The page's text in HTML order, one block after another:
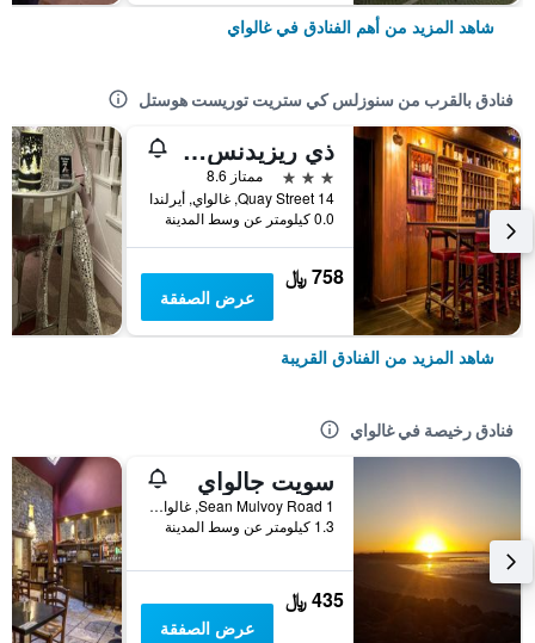
شاهد المزيد من أهم الفنادق في غالواي
فنادق بالقرب من سنوزلس كي ستريت توريست هوستل
ذي ريزيدنس هوتل
3 نجوم
ممتاز 8.6
14 Quay Street, غالواي, أيرلندا
0.0 كيلومتر عن وسط المدينة
758 ﷼
عرض الصفقة
شاهد المزيد من الفنادق القريبة
فنادق رخيصة في غالواي
سويت جالواي
1 Sean Mulvoy Road, غالواي, أيرلندا
1.3 كيلومتر عن وسط المدينة
435 ﷼
عرض الصفقة